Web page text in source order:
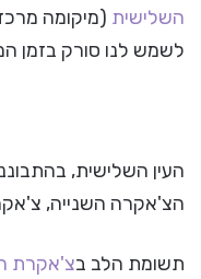
השלישית (מיקומה
לשמש לנו סורק בזמן
העין השלישית,
הצ'אקרה השנייה,
תשומת הלב בצ'אקרת